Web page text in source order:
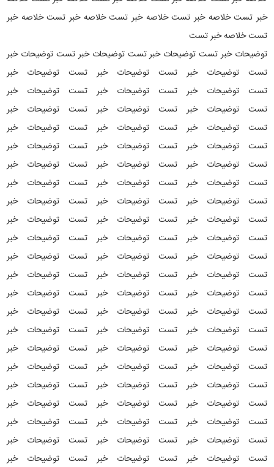
خبر تست خلاصه خبر تست خلاصه خبر تست خلاصه خبر تست خلاصه خبر
تست خلاصه خبر تست
توضیحات خبر تست توضیحات خبر تست توضیحات خبر تست توضیحات خبر
تست توضیحات خبر تست توضیحات خبر تست توضیحات خبر
تست توضیحات خبر تست توضیحات خبر تست توضیحات خبر
تست توضیحات خبر تست توضیحات خبر تست توضیحات خبر
تست توضیحات خبر تست توضیحات خبر تست توضیحات خبر
تست توضیحات خبر تست توضیحات خبر تست توضیحات خبر
تست توضیحات خبر تست توضیحات خبر تست توضیحات خبر
تست توضیحات خبر تست توضیحات خبر تست توضیحات خبر
تست توضیحات خبر تست توضیحات خبر تست توضیحات خبر
تست توضیحات خبر تست توضیحات خبر تست توضیحات خبر
تست توضیحات خبر تست توضیحات خبر تست توضیحات خبر
تست توضیحات خبر تست توضیحات خبر تست توضیحات خبر
تست توضیحات خبر تست توضیحات خبر تست توضیحات خبر
تست توضیحات خبر تست توضیحات خبر تست توضیحات خبر
تست توضیحات خبر تست توضیحات خبر تست توضیحات خبر
تست توضیحات خبر تست توضیحات خبر تست توضیحات خبر
تست توضیحات خبر تست توضیحات خبر تست توضیحات خبر
تست توضیحات خبر تست توضیحات خبر تست توضیحات خبر
تست توضیحات خبر تست توضیحات خبر تست توضیحات خبر
تست توضیحات خبر تست توضیحات خبر تست توضیحات خبر
تست توضیحات خبر تست توضیحات خبر تست توضیحات خبر
تست توضیحات خبر تست توضیحات خبر تست توضیحات خبر
تست توضیحات خبر تست توضیحات خبر تست توضیحات خبر